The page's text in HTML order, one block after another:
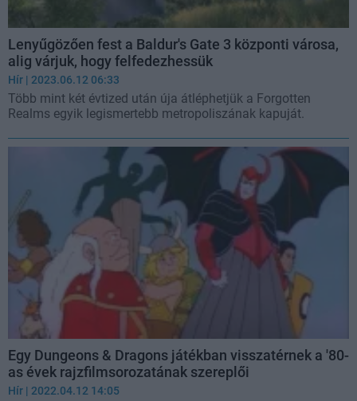
Lenyűgözően fest a Baldur's Gate 3 központi városa,
alig várjuk, hogy felfedezhessük
Hír | 2023.06.12 06:33
Több mint két évtized után úja átléphetjük a Forgotten
Realms egyik legismertebb metropoliszának kapuját.
Egy Dungeons & Dragons játékban visszatérnek a '80-
as évek rajzfilmsorozatának szereplői
Hír | 2022.04.12 14:05